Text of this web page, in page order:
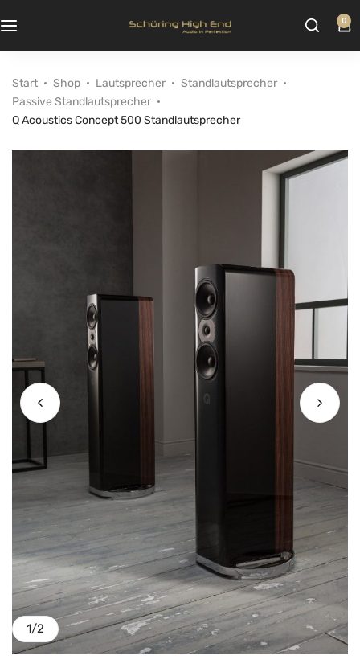
0
Start Shop Lautsprecher
Standlautsprecher
Passive Standlautsprecher
Q Acoustics Concept 500 Standlautsprecher
1/2